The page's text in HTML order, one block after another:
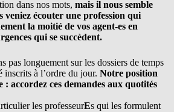
dans nos mots, mais il nous semble
veniez écouter une profession qui
la moitié de vos agent-es en
qui se succèdent.
pas longuement sur les dossiers de temps
à l’ordre du jour. Notre position
: accordez ces demandes aux quotités
les professeurEs qui les formulent